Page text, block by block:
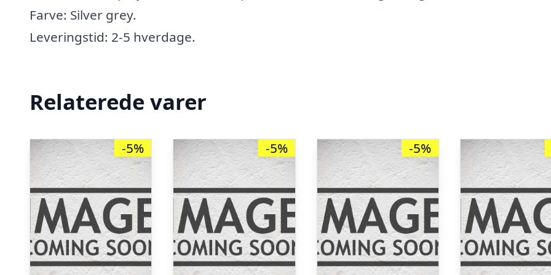
Farve: Silver grey.
Leveringstid: 2-5 hverdage.
Relaterede varer
-5% -5% -5%